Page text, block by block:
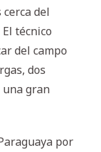
del
técnico
del campo
dos
una gran
por